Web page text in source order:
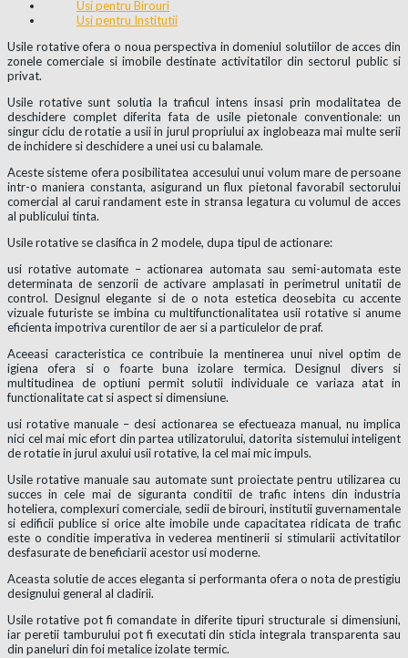
Usi pentru Birouri
Usi pentru Institutii
Usile rotative ofera o noua perspectiva in domeniul solutiilor de acces din
zonele comerciale si imobile destinate activitatilor din sectorul public si
privat.
Usile rotative sunt solutia la traficul intens insasi prin modalitatea de
deschidere complet diferita fata de usile pietonale conventionale: un
singur ciclu de rotatie a usii in jurul propriului ax inglobeaza mai multe serii
de inchidere si deschidere a unei usi cu balamale.
Aceste sisteme ofera posibilitatea accesului unui volum mare de persoane
intr-o maniera constanta, asigurand un flux pietonal favorabil sectorului
comercial al carui randament este in stransa legatura cu volumul de acces
al publicului tinta.
Usile rotative se clasifica in 2 modele, dupa tipul de actionare:
usi rotative automate – actionarea automata sau semi-automata este
determinata de senzorii de activare amplasati in perimetrul unitatii de
control. Designul elegante si de o nota estetica deosebita cu accente
vizuale futuriste se imbina cu multifunctionalitatea usii rotative si anume
eficienta impotriva curentilor de aer si a particulelor de praf.
Aceeasi caracteristica ce contribuie la mentinerea unui nivel optim de
igiena ofera si o foarte buna izolare termica. Designul divers si
multitudinea de optiuni permit solutii individuale ce variaza atat in
functionalitate cat si aspect si dimensiune.
usi rotative manuale – desi actionarea se efectueaza manual, nu implica
nici cel mai mic efort din partea utilizatorului, datorita sistemului inteligent
de rotatie in jurul axului usii rotative, la cel mai mic impuls.
Usile rotative manuale sau automate sunt proiectate pentru utilizarea cu
succes in cele mai de siguranta conditii de trafic intens din industria
hoteliera, complexuri comerciale, sedii de birouri, institutii guvernamentale
si edificii publice si orice alte imobile unde capacitatea ridicata de trafic
este o conditie imperativa in vederea mentinerii si stimularii activitatilor
desfasurate de beneficiarii acestor usi moderne.
Aceasta solutie de acces eleganta si performanta ofera o nota de prestigiu
designului general al cladirii.
Usile rotative pot fi comandate in diferite tipuri structurale si dimensiuni,
iar peretii tamburului pot fi executati din sticla integrala transparenta sau
din paneluri din foi metalice izolate termic.